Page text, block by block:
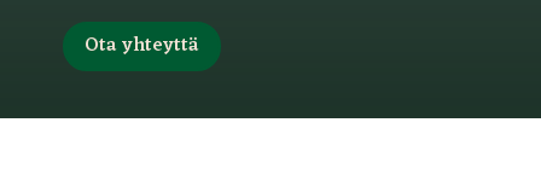
Ota yhteyttä